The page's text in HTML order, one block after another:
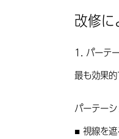
改修に
1. パーテ
最も効果的
パーテー
視線を